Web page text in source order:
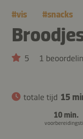
#vis #snacks
5 1
totale tijd 15
10 min.